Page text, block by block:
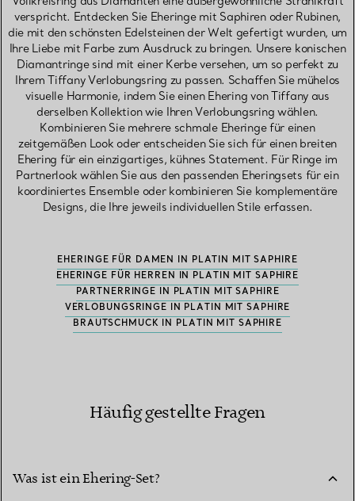
verspricht. Entdecken Sie Eheringe mit Saphiren oder Rubinen,
die mit den schönsten Edelsteinen der Welt gefertigt wurden, um
Ihre Liebe mit Farbe zum Ausdruck zu bringen. Unsere konischen
Diamantringe sind mit einer Kerbe versehen, um so perfekt zu
Ihrem Tiffany Verlobungsring zu passen. Schaffen Sie mühelos
visuelle Harmonie, indem Sie einen Ehering von Tiffany aus
derselben Kollektion wie Ihren Verlobungsring wählen.
Kombinieren Sie mehrere schmale Eheringe für einen
zeitgemäßen Look oder entscheiden Sie sich für einen breiten
Ehering für ein einzigartiges, kühnes Statement. Für Ringe im
Partnerlook wählen Sie aus den passenden Eheringsets für ein
koordiniertes Ensemble oder kombinieren Sie komplementäre
Designs, die Ihre jeweils individuellen Stile erfassen.
EHERINGE FÜR DAMEN IN PLATIN MIT SAPHIRE
EHERINGE FÜR HERREN IN PLATIN MIT SAPHIRE
PARTNERRINGE IN PLATIN MIT SAPHIRE
VERLOBUNGSRINGE IN PLATIN MIT SAPHIRE
BRAUTSCHMUCK IN PLATIN MIT SAPHIRE
Häufig gestellte Fragen
Was ist ein Ehering-Set?